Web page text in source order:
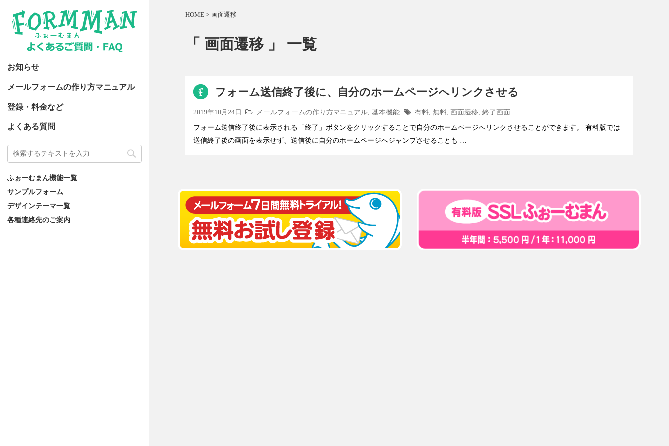
お知らせ
メールフォームの作り方マニュアル
登録・料金など
よくある質問
ふぉーむまん機能一覧
サンプルフォーム
デザインテーマ一覧
各種連絡先のご案内
HOME > 画面遷移
「 画面遷移 」 一覧
フォーム送信終了後に、自分のホームページへリンクさせる
2019年10月24日 メールフォームの作り方マニュアル ,基本機能 有料, 無料, 画面遷移 終了画面
フォーム送信終了後に表示される「終了」ボタンをクリックすることで自分のホームページへリンクさせることができます。 有料版では
送信終了後の画面を表示せず、送信後に自分のホームページへジャンプさせることも …